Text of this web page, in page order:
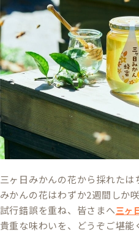
三ヶ日みかんの花から採れたは
みかんの花はわずか2週間しか
試行錯誤を重ね、皆さまへ三ヶ
貴重な味わいを、どうぞご堪能